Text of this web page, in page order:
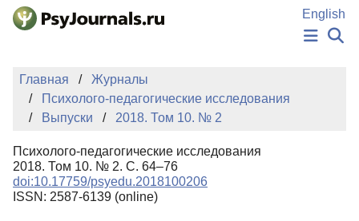
Перейти к основному содержанию
English
НОВОСТИ
АВТОРЫ
КЛЮЧЕВЫЕ СЛОВА
Регистрация
Главная
Журналы
Психолого-педагогические исследования
Выпуски
2018. Том 10. № 2
Психолого-педагогические исследования
2018. Том 10. № 2. С. 64–76
doi:10.17759/psyedu.2018100206
ISSN: 2587-6139 (online)